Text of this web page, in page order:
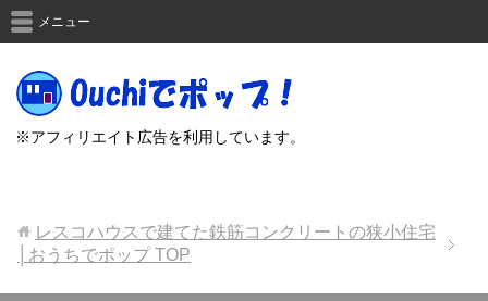
※アフィリエイト広告を利用しています。
メニュー
レスコハウスで建てた鉄筋コンクリートの狭小住宅
│おうちでポップTOP